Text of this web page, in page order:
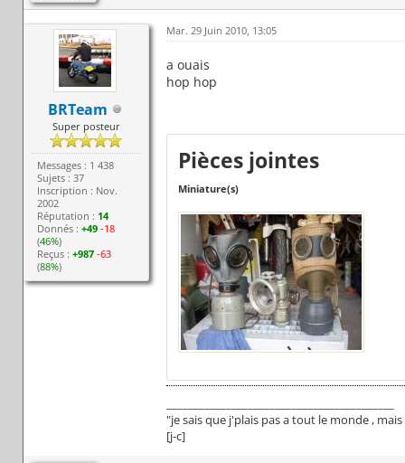
BRTeam
Super posteur
Messages : 1 438
Sujets : 37
Inscription : Nov.
2002
Réputation : 14
Donnés :+49 -18
(46%)
Reçus :+987 -63
(88%)
Mar. 29 Juin 2010, 13:05
a ouais
hop hop
Pièces jointes
Miniature(s)
"je sais que j'plais pas a tout le monde ,
[j-c]